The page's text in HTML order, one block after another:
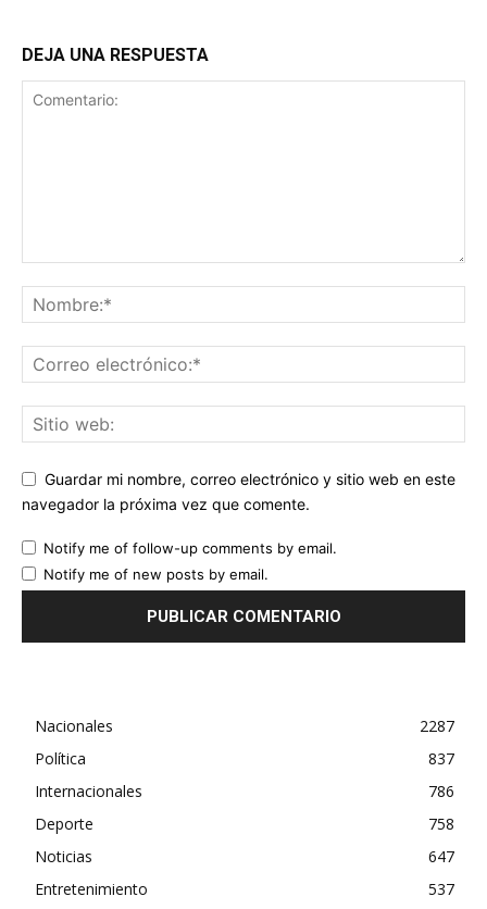
DEJA UNA RESPUESTA
Guardar mi nombre, correo electrónico y sitio web en este
navegador la próxima vez que comente.
Notify me of follow-up comments by email.
Notify me of new posts by email.
Nacionales
2287
Política
837
Internacionales
786
Deporte
758
Noticias
647
Entretenimiento
537